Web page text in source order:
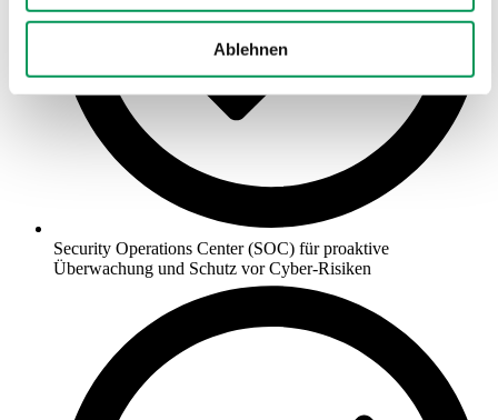
Ablehnen
Security Operations Center (SOC) für proaktive
Überwachung und Schutz vor Cyber-Risiken